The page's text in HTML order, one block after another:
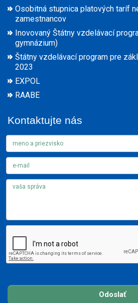
Osobitná stupnica platových taríf
zamestnancov
Inovovaný Štátny vzdelávací
gymnázium)
Štátny vzdelávací program pre
2023
EXPOL
RAABE
Kontaktujte nás
Odoslať